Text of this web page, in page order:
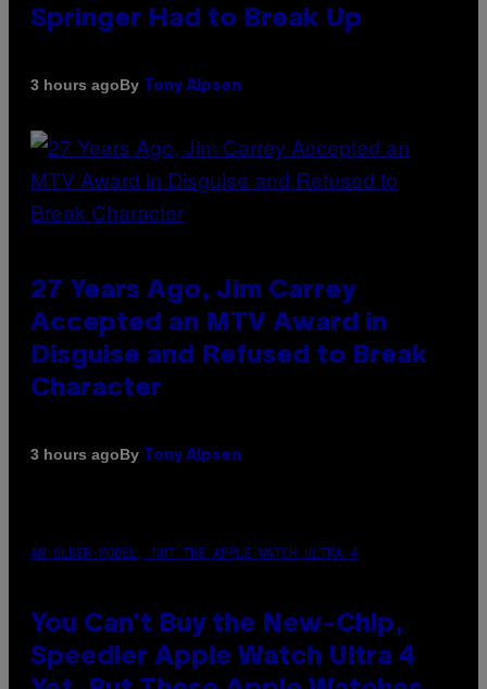
Springer Had to Break Up
3 hours agoBy Tony Alpsen
27 Years Ago, Jim Carrey
Accepted an MTV Award in
Disguise and Refused to Break
Character
3 hours agoBy Tony Alpsen
AN OLDER MODEL, NOT THE APPLE WATCH ULTRA 4
You Can’t Buy the New-Chip,
Speedier Apple Watch Ultra 4